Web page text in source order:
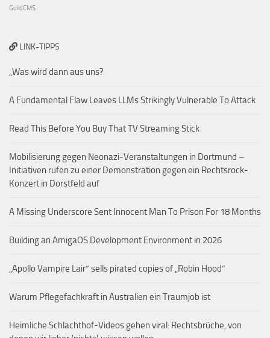
GuildCMS
LINK-TIPPS
„Was wird dann aus uns?
A Fundamental Flaw Leaves LLMs Strikingly Vulnerable To Attack
Read This Before You Buy That TV Streaming Stick
Mobilisierung gegen Neonazi-Veranstaltungen in Dortmund –
Initiativen rufen zu einer Demonstration gegen ein Rechtsrock-
Konzert in Dorstfeld auf
A Missing Underscore Sent Innocent Man To Prison For 18 Months
Building an AmigaOS Development Environment in 2026
„Apollo Vampire Lair“ sells pirated copies of „Robin Hood“
Warum Pflegefachkraft in Australien ein Traumjob ist
Heimliche Schlachthof-Videos gehen viral: Rechtsbrüche, von